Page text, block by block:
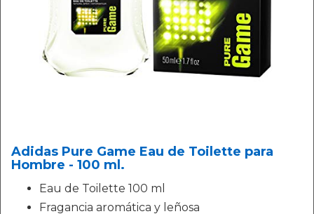
Adidas Pure Game Eau de Toilette para
Hombre - 100 ml.
Eau de Toilette 100 ml
Fragancia aromática y leñosa